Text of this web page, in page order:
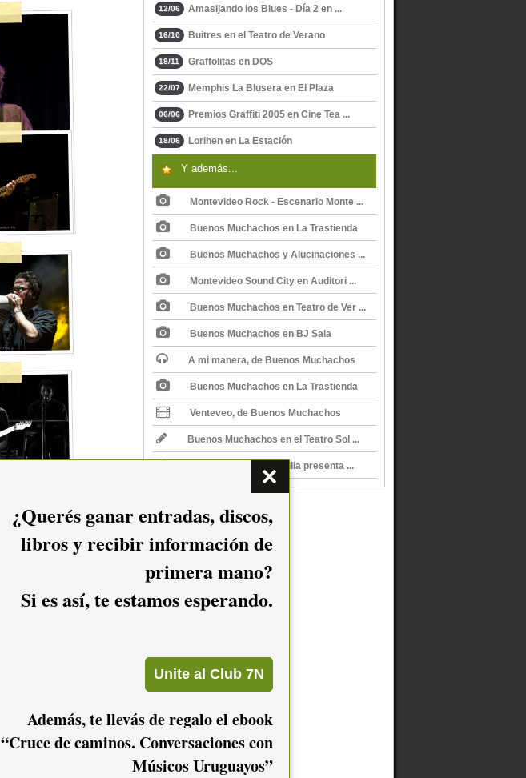
2014
12/06 Amasijando los Blues - Día 2 en ...
16/10 Buitres en el Teatro de Verano
18/11 Graffolitas en DOS
22/07 Memphis La Blusera en El Plaza
06/06 Premios Graffiti 2005 en Cine Tea ...
18/06 Lorihen en La Estación
Y además...
Montevideo Rock - Escenario Monte ...
Buenos Muchachos en La Trastienda
Buenos Muchachos y Alucinaciones ...
Montevideo Sound City en Auditori ...
Buenos Muchachos en Teatro de Ver ...
Buenos Muchachos en BJ Sala
A mi manera, de Buenos Muchachos
Buenos Muchachos en La Trastienda
Venteveo, de Buenos Muchachos
Buenos Muchachos en el Teatro Sol ...
Alucinaciones en Familia presenta ...
¿Querés ganar entradas, discos,
libros y recibir información de
primera mano?
Si es así, te estamos esperando.
Además, te llevás de regalo el ebook
“Cruce de caminos. Conversaciones con
Músicos Uruguayos”